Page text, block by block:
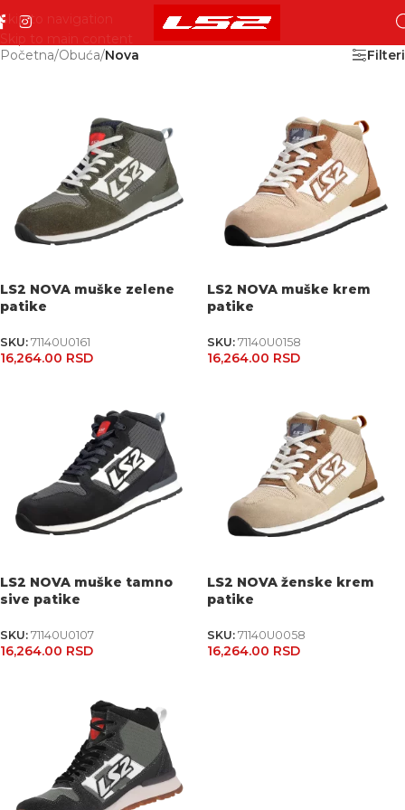
Skip to navigation
Skip to main content
Početna/Obuća/Nova Filteri
LS2 NOVA muške zelene
patike
SKU: 71140U0161
16,264.00 RSD
LS2 NOVA muške krem
patike
SKU: 71140U0158
16,264.00 RSD
LS2 NOVA muške tamno
sive patike
SKU: 71140U0107
16,264.00 RSD
LS2 NOVA ženske krem
patike
SKU: 71140U0058
16,264.00 RSD